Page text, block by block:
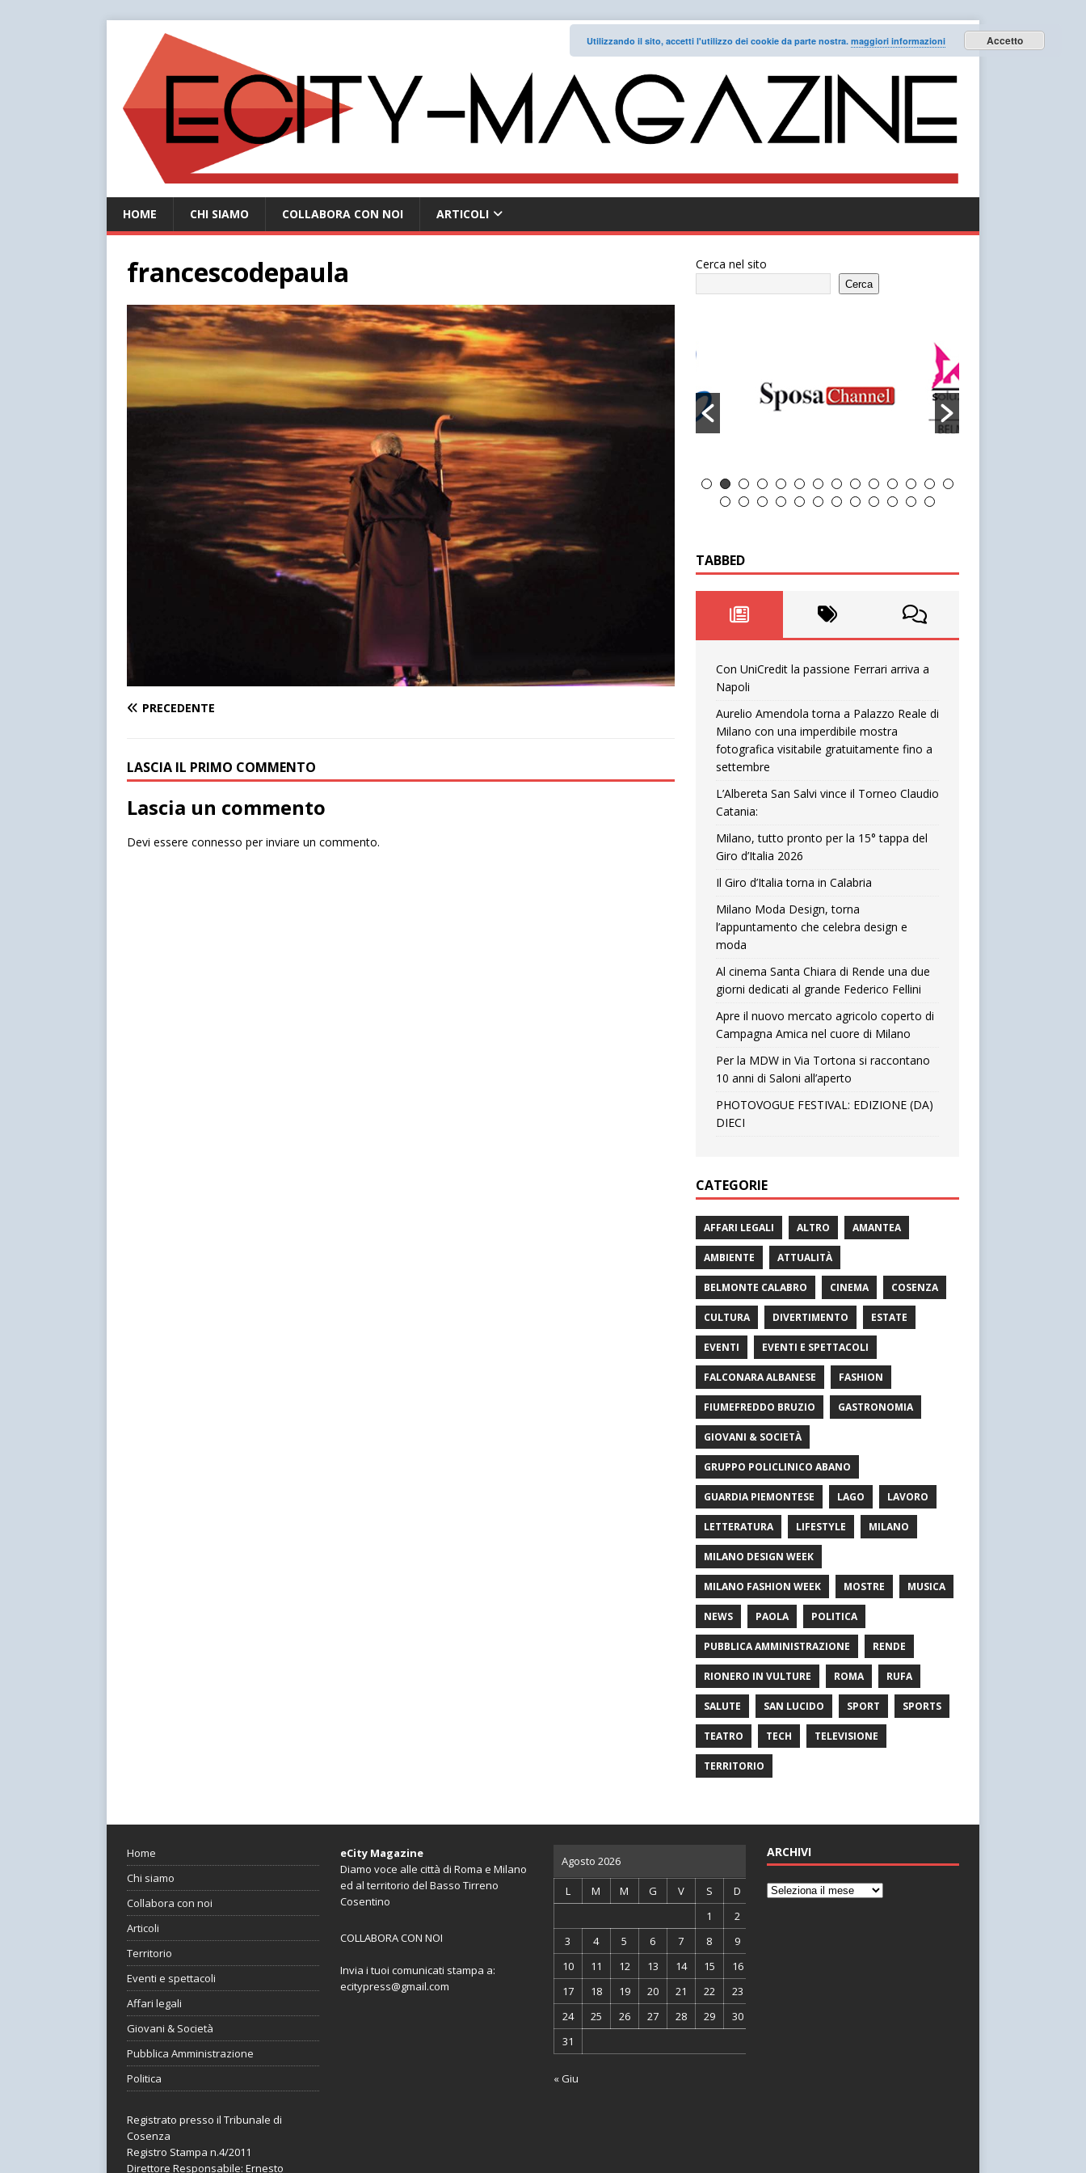
HOME CHI SIAMO COLLABORA CON NOI ARTICOLI
francescodepaula
PRECEDENTE
LASCIA IL PRIMO COMMENTO
Lascia un commento
Devi essere connesso per inviare un commento.
Cerca nel sito
Cerca
TABBED
Con UniCredit la passione Ferrari arriva a
Napoli
Aurelio Amendola torna a Palazzo Reale di
Milano con una imperdibile mostra
fotografica visitabile gratuitamente fino a
settembre
L’Albereta San Salvi vince il Torneo Claudio
Catania:
Milano, tutto pronto per la 15° tappa del
Giro d’Italia 2026
Il Giro d’Italia torna in Calabria
Milano Moda Design, torna
l’appuntamento che celebra design e
moda
Al cinema Santa Chiara di Rende una due
giorni dedicati al grande Federico Fellini
Apre il nuovo mercato agricolo coperto di
Campagna Amica nel cuore di Milano
Per la MDW in Via Tortona si raccontano
10 anni di Saloni all’aperto
PHOTOVOGUE FESTIVAL: EDIZIONE (DA)
DIECI
CATEGORIE
AFFARI LEGALI ALTRO AMANTEA
AMBIENTE ATTUALITÀ
BELMONTE CALABRO CINEMA COSENZA
CULTURA DIVERTIMENTO ESTATE
EVENTI EVENTI E SPETTACOLI
FALCONARA ALBANESE FASHION
FIUMEFREDDO BRUZIO GASTRONOMIA
GIOVANI & SOCIETÀ
GRUPPO POLICLINICO ABANO
GUARDIA PIEMONTESE LAGO LAVORO
LETTERATURA LIFESTYLE MILANO
MILANO DESIGN WEEK
MILANO FASHION WEEK MOSTRE MUSICA
NEWS PAOLA POLITICA
PUBBLICA AMMINISTRAZIONE RENDE
RIONERO IN VULTURE ROMA RUFA
SALUTE SAN LUCIDO SPORT SPORTS
TEATRO TECH TELEVISIONE
TERRITORIO
Home
Chi siamo
Collabora con noi
Articoli
Territorio
Eventi e spettacoli
Affari legali
Giovani & Società
Pubblica Amministrazione
Politica
Registrato presso il Tribunale di
Cosenza
Registro Stampa n.4/2011
Direttore Responsabile: Ernesto
eCity Magazine
Diamo voce alle città di Roma e Milano
ed al territorio del Basso Tirreno
Cosentino
COLLABORA CON NOI
Invia i tuoi comunicati stampa a:
ecitypress@gmail.com
Agosto 2026
L M M G V S
D
1
2
3
4 5 6 7 8
9
10
11 12 13 14 15
16
17
18 19 20 21 22
23
24
25 26 27 28 29
30
31
« Giu
ARCHIVI
Utilizzando il sito, accetti l'utilizzo dei cookie da parte nostra. maggiori informazioni Accetto